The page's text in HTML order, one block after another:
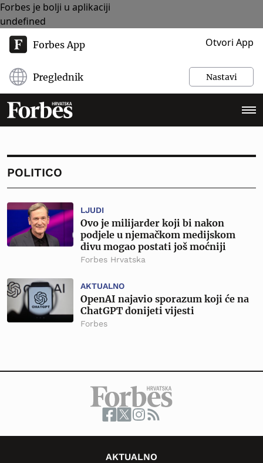
Forbes je bolji u aplikaciji
undefined
Forbes App Otvori App
Preglednik Nastavi
POLITICO
LJUDI
Ovo je milijarder koji bi nakon
podjele u njemačkom medijskom
divu mogao postati još moćniji
Forbes Hrvatska
AKTUALNO
OpenAI najavio sporazum koji će na
ChatGPT donijeti vijesti
Forbes
AKTUALNO